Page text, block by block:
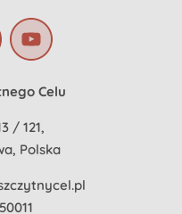
Celu
/ 121,
Polska